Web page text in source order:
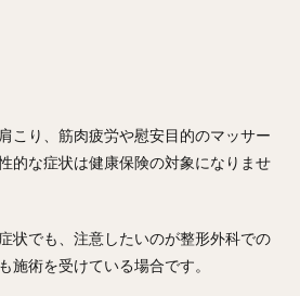
こり、筋肉疲労や慰安目的のマッサー
的な症状は健康保険の対象になりませ
状でも、注意したいのが整形外科での
施術を受けている場合です。